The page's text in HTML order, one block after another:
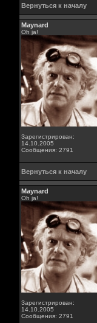
Вернуться к началу
Maynard
Oh ja!
Зарегистрирован:
14.10.2005
Сообщения: 2791
Вернуться к началу
Maynard
Oh ja!
Зарегистрирован:
14.10.2005
Сообщения: 2791